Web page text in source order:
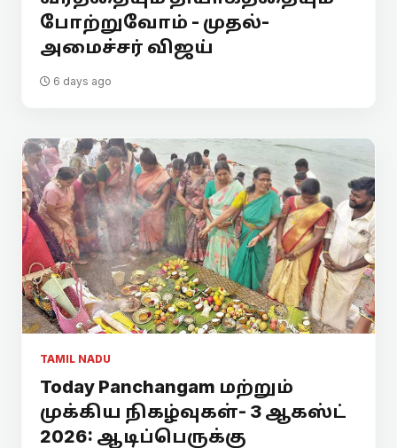
போற்றுவோம் - முதல்-
அமைச்சர் விஜய்
6 days ago
TAMIL NADU
Today Panchangam மற்றும்
முக்கிய நிகழ்வுகள்- 3 ஆகஸ்ட்
2026: ஆடிப்பெருக்கு